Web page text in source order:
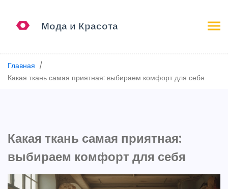
Главная
Какая ткань самая приятная: выбираем комфорт для себя
Какая ткань самая приятная:
выбираем комфорт для себя